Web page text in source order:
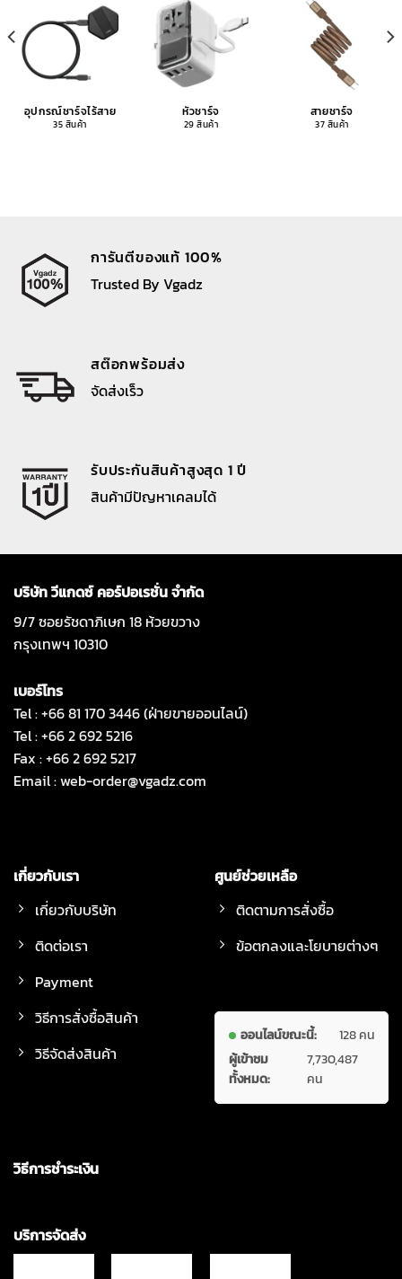
อุปกรณ์ชาร์จไร้สาย
35 สินค้า
หัวชาร์จ
29 สินค้า
สายชาร์จ
37 สินค้า
การันตีของแท้ 100%
Trusted By Vgadz
สต๊อกพร้อมส่ง
จัดส่งเร็ว
รับประกันสินค้าสูงสุด 1 ปี
สินค้ามีปัญหาเคลมได้
บริษัท วีแกดซ์ คอร์ปอเรชั่น จำกัด
9/7 ซอยรัชดาภิเษก 18 ห้วยขวาง
กรุงเทพฯ 10310
เบอร์โทร
Tel : +66 81 170 3446 (ฝ่ายขายออนไลน์)
Tel : +66 2 692 5216
Fax : +66 2 692 5217
Email :web-order@vgadz.com
เกี่ยวกับเรา
เกี่ยวกับบริษัท
ติดต่อเรา
Payment
วิธีการสั่งซื้อสินค้า
วิธีจัดส่งสินค้า
ศูนย์ช่วยเหลือ
ติดตามการสั่งซื้อ
ข้อตกลงและโยบายต่างๆ
ออนไลน์ขณะนี้:
128 คน
ผู้เข้าชม
ทั้งหมด:
7,730,487
คน
วิธีการชำระเงิน
บริการจัดส่ง